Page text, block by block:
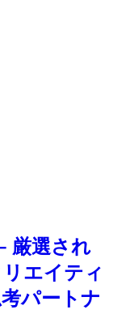
厳選され
エイティ
パートナ